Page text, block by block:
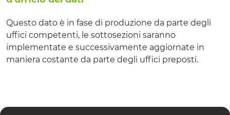
Questo dato è in fase di produzione da parte degli
uffici competenti, le sottosezioni saranno
implementate e successivamente aggiornate in
maniera costante da parte degli uffici preposti.